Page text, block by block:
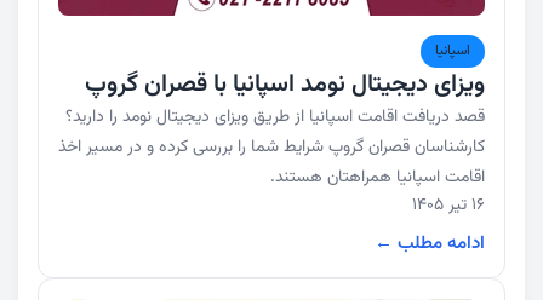
اسپانیا
ویزای دیجیتال نومد اسپانیا با قصران گروپ
قصد دریافت اقامت اسپانیا از طریق ویزای دیجیتال نومد را دارید؟
کارشناسان قصران گروپ شرایط شما را بررسی کرده و در مسیر اخذ
اقامت اسپانیا همراهتان هستند.
16 تیر 1405
ادامه مطلب ←